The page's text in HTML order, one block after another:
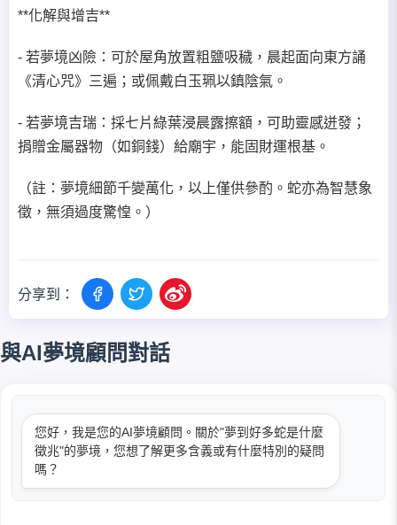
**化解與增吉**
- 若夢境凶險：可於屋角放置粗鹽吸穢，晨起面向東方誦
《清心咒》三遍；或佩戴白玉珮以鎮陰氣。
- 若夢境吉瑞：採七片綠葉浸晨露擦額，可助靈感迸發；
捐贈金屬器物（如銅錢）給廟宇，能固財運根基。
（註：夢境細節千變萬化，以上僅供參酌。蛇亦為智慧象
徵，無須過度驚惶。）
分享到：
與AI夢境顧問對話
您好，我是您的AI夢境顧問。關於"夢到好多蛇是什麼
徵兆"的夢境，您想了解更多含義或有什麼特別的疑問
嗎？